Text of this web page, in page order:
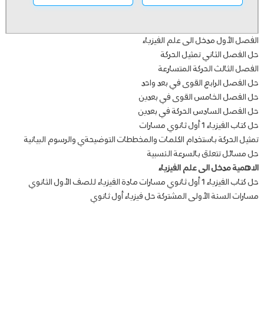
الفصل الأول مدخل الى علم الفيزياء
حل الفصل الثاني تمثيل الحركة
الفصل الثالث الحركة المتسارعة
حل الفصل الرابع القوى في بعد واحد
حل الفصل الخامس القوى في بعدين
حل الفصل السادس الحركة في بعدين
حل كتاب الفيزياء 1 أول ثانوي مسارات
تمثيل الحركة باستخدام الكلمات والمخططات التوضيحةي والرسوم البيانية
حل مسائل تتعلق بالسرعة النسبية
الاهمية مدخل الى علم الفيزياء
حل كتاب الفيزياء 1 أول ثانوي مسارات مادة الفيزياء للصف الأول الثانوي
مسارات السنة الأولى المشتركة حل فيزياء أول ثانوي